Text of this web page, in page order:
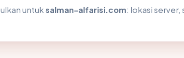
untuksalman-alfarisi.com: lokasi server,